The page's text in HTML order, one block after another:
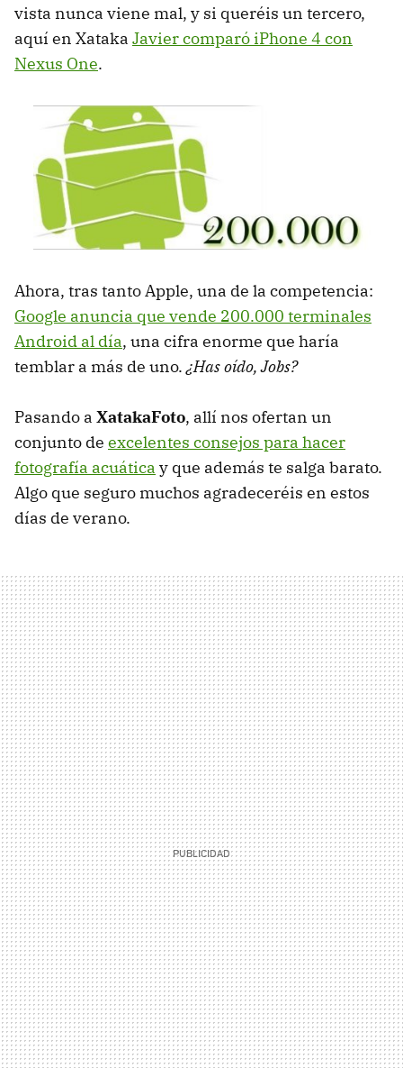
vista nunca viene mal, y si queréis un tercero,
aquí en Xataka Javier comparó iPhone 4 con
Nexus One.
Ahora, tras tanto Apple, una de la competencia:
Google anuncia que vende 200.000 terminales
Android al día, una cifra enorme que haría
temblar a más de uno. ¿Has oído, Jobs?
Pasando a XatakaFoto, allí nos ofertan un
conjunto de excelentes consejos para hacer
fotografía acuática y que además te salga barato.
Algo que seguro muchos agradeceréis en estos
días de verano.